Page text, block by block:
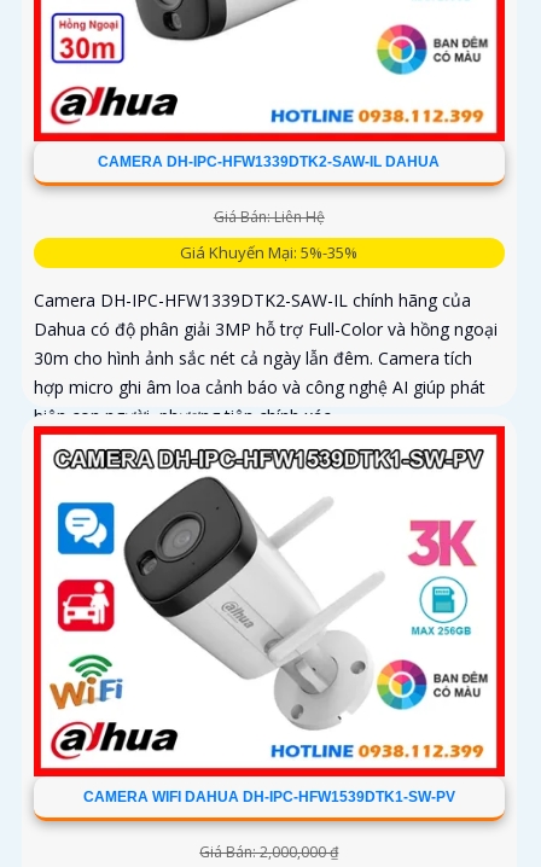
CAMERA DH-IPC-HFW1339DTK2-SAW-IL DAHUA
Giá Bán: Liên Hệ
Giá Khuyến Mại: 5%-35%
Camera DH-IPC-HFW1339DTK2-SAW-IL chính hãng của
Dahua có độ phân giải 3MP hỗ trợ Full-Color và hồng ngoại
30m cho hình ảnh sắc nét cả ngày lẫn đêm. Camera tích
hợp micro ghi âm loa cảnh báo và công nghệ AI giúp phát
hiện con người, phương tiện chính xác
CAMERA WIFI DAHUA DH-IPC-HFW1539DTK1-SW-PV
Giá Bán: 2,000,000 ₫